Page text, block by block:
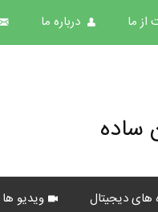
از ما درباره ما
ساده
های دیجیتال ویدیو ها